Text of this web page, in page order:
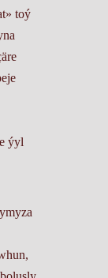
toý
ýyl